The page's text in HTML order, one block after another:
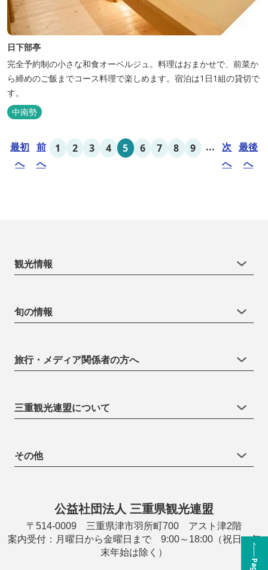
日下部亭
完全予約制の小さな和食オーベルジュ。料理はおまかせで、前菜か
ら締めのご飯までコース料理で楽しめます。宿泊は1日1組の貸切で
す。
中南勢
最初
へ
前
へ
1 2 3 4 5 6 7 8 9 ...
次
へ
最後
へ
観光情報
旬の情報
旅行・メディア関係者の方へ
三重観光連盟について
その他
公益社団法人 三重県観光連盟
〒514-0009 三重県津市羽所町700 アスト津2階
案内受付：月曜日から金曜日まで 9:00～18:00（祝日・年
末年始は除く）